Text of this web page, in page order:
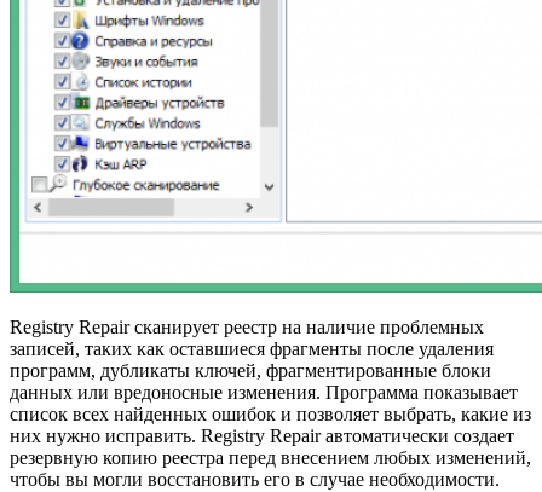
Registry Repair сканирует реестр на наличие проблемных
записей, таких как оставшиеся фрагменты после удаления
программ, дубликаты ключей, фрагментированные блоки
данных или вредоносные изменения. Программа показывает
список всех найденных ошибок и позволяет выбрать, какие из
них нужно исправить. Registry Repair автоматически создает
резервную копию реестра перед внесением любых изменений,
чтобы вы могли восстановить его в случае необходимости.